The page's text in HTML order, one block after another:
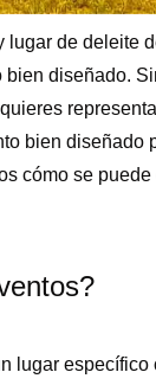
de deleite
diseñado.
bien diseñado
cómo se
lugar